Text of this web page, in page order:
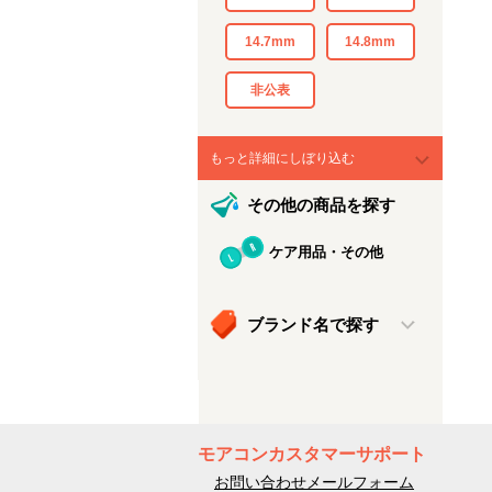
14.7mm 14.8mm
非公表
もっと詳細にしぼり込む
その他の商品を探す
ケア用品・その他
ブランド名で探す
モアコンカスタマーサポート
お問い合わせメールフォーム